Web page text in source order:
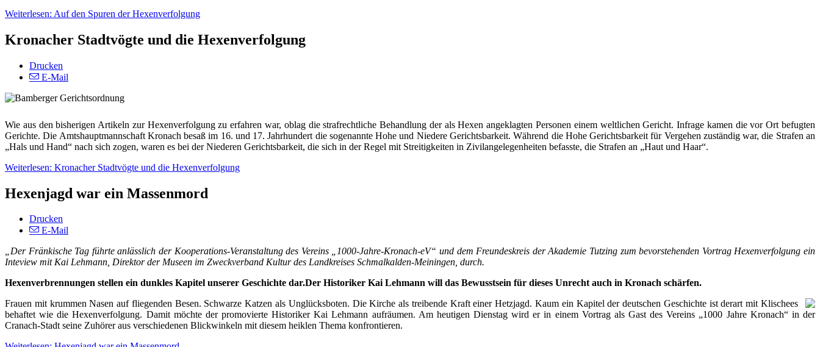
Weiterlesen: Auf den Spuren der Hexenverfolgung
Kronacher Stadtvögte und die Hexenverfolgung
Drucken
E-Mail
Wie aus den bisherigen Artikeln zur Hexenverfolgung zu erfahren war, oblag die strafrechtliche Behandlung der als Hexen angeklagten Personen einem weltlichen Gericht. Infrage kamen die vor Ort befugten
Gerichte. Die Amtshauptmannschaft Kronach besaß im 16. und 17. Jahrhundert die sogenannte Hohe und Niedere Gerichtsbarkeit. Während die Hohe Gerichtsbarkeit für Vergehen zuständig war, die Strafen an
„Hals und Hand“ nach sich zogen, waren es bei der Niederen Gerichtsbarkeit, die sich in der Regel mit Streitigkeiten in Zivilangelegenheiten befasste, die Strafen an „Haut und Haar“.
Weiterlesen: Kronacher Stadtvögte und die Hexenverfolgung
Hexenjagd war ein Massenmord
Drucken
E-Mail
„Der Fränkische Tag führte anlässlich der Kooperations-Veranstaltung des Vereins „1000-Jahre-Kronach-eV“ und dem Freundeskreis der Akademie Tutzing zum bevorstehenden Vortrag Hexenverfolgung ein
Inteview mit Kai Lehmann, Direktor der Museen im Zweckverband Kultur des Landkreises Schmalkalden-Meiningen, durch.
Hexenverbrennungen stellen ein dunkles Kapitel unserer Geschichte dar.Der Historiker Kai Lehmann will das Bewusstsein für dieses Unrecht auch in Kronach schärfen.
Frauen mit krummen Nasen auf fliegenden Besen. Schwarze Katzen als Unglücksboten. Die Kirche als treibende Kraft einer Hetzjagd. Kaum ein Kapitel der deutschen Geschichte ist derart mit Klischees
behaftet wie die Hexenverfolgung. Damit möchte der promovierte Historiker Kai Lehmann aufräumen. Am heutigen Dienstag wird er in einem Vortrag als Gast des Vereins „1000 Jahre Kronach“ in der
Cranach-Stadt seine Zuhörer aus verschiedenen Blickwinkeln mit diesem heiklen Thema konfrontieren.